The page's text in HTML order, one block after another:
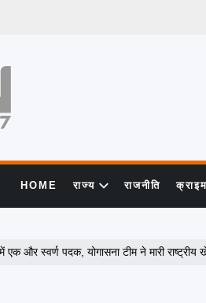
HOME राज्य राजनीति क्राइम
और स्वर्ण पदक, योगासना टीम ने मारी राष्ट्रीय